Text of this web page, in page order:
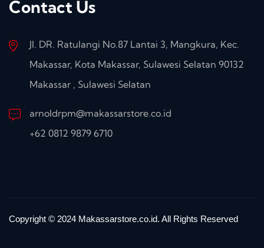
Contact Us
Jl. DR. Ratulangi No.87 Lantai 3, Mangkura, Kec.
Makassar, Kota Makassar, Sulawesi Selatan 90132
Makassar , Sulawesi Selatan
arnoldrpm@makassarstore.co.id
+62 0812 9879 6710
Copyright © 2024 Makassarstore.co.id. All Rights Reserved